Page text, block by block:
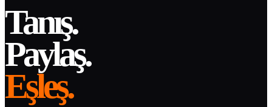
Tanış.
Paylaş.
Eşleş.